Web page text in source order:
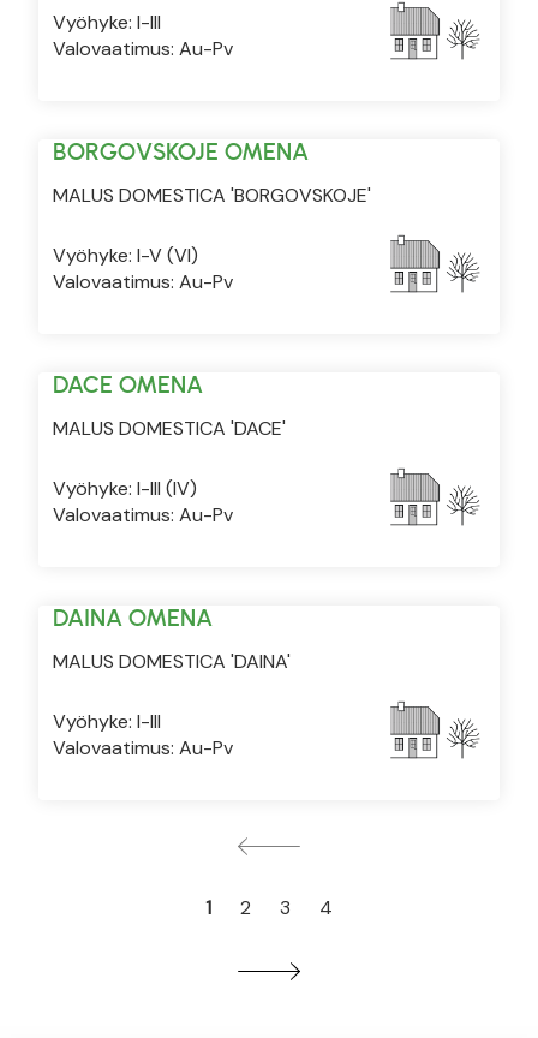
Vyöhyke: I-III
Valovaatimus: Au-Pv
BORGOVSKOJE OMENA
MALUS DOMESTICA 'BORGOVSKOJE'
Vyöhyke: I-V (VI)
Valovaatimus: Au-Pv
DACE OMENA
MALUS DOMESTICA 'DACE'
Vyöhyke: I-III (IV)
Valovaatimus: Au-Pv
DAINA OMENA
MALUS DOMESTICA 'DAINA'
Vyöhyke: I-III
Valovaatimus: Au-Pv
1 2 3 4